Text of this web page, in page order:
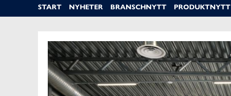
START NYHETER BRANSCHNYTT PRODUKTNYTT